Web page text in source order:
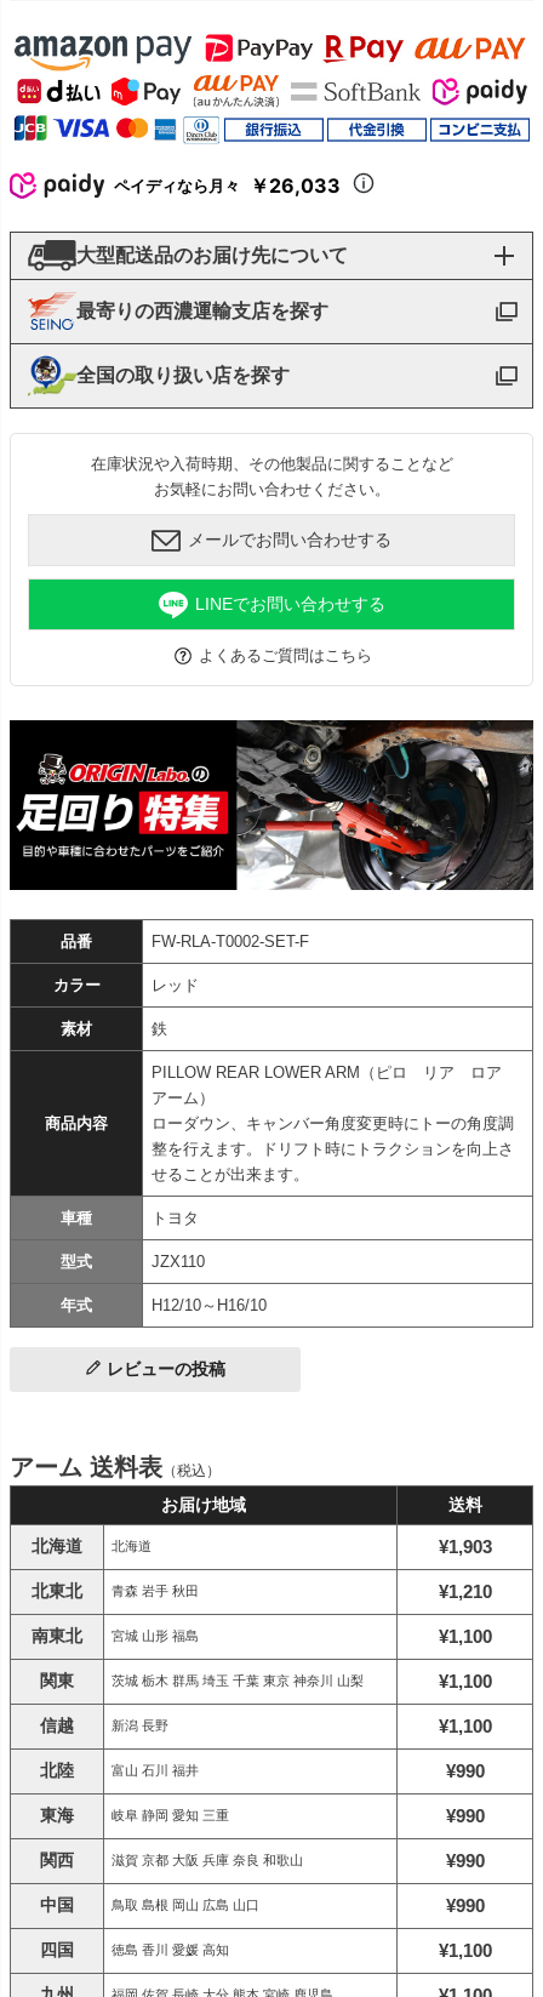
ペイディなら月々 ￥26,033
大型配送品のお届け先について
最寄りの西濃運輸支店を探す
全国の取り扱い店を探す
在庫状況や入荷時期、その他製品に関することなど
お気軽にお問い合わせください。
メールでお問い合わせする
LINEでお問い合わせする
よくあるご質問はこちら
品番 FW-RLA-T0002-SET-F
カラー レッド
素材 鉄
商品内容
PILLOW REAR LOWER ARM（ピロ リア ロア
アーム）
ローダウン、キャンバー角度変更時にトーの角度調
整を行えます。ドリフト時にトラクションを向上さ
せることが出来ます。
車種 トヨタ
型式 JZX110
年式 H12/10～H16/10
レビューの投稿
アーム 送料表 （税込）
お届け地域 送料
北海道 北海道 ¥1,903
北東北 青森 岩手 秋田 ¥1,210
南東北 宮城 山形 福島 ¥1,100
関東 茨城 栃木 群馬 埼玉 千葉 東京 神奈川 山梨 ¥1,100
信越 新潟 長野 ¥1,100
北陸 富山 石川 福井 ¥990
東海 岐阜 静岡 愛知 三重 ¥990
関西 滋賀 京都 大阪 兵庫 奈良 和歌山 ¥990
中国 鳥取 島根 岡山 広島 山口 ¥990
四国 徳島 香川 愛媛 高知 ¥1,100